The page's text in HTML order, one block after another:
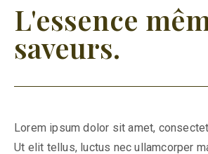
L'essence
saveurs.
Lorem ipsum dolor sit amet,
Ut elit tellus, luctus nec ullamcorper